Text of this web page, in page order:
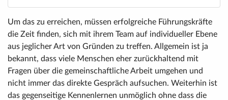
Um das zu erreichen, müssen erfolgreiche Führungskräfte
die Zeit finden, sich mit ihrem Team auf individueller Ebene
aus jeglicher Art von Gründen zu treffen. Allgemein ist ja
bekannt, dass viele Menschen eher zurückhaltend mit
Fragen über die gemeinschaftliche Arbeit umgehen und
nicht immer das direkte Gespräch aufsuchen. Weiterhin ist
das gegenseitige Kennenlernen unmöglich ohne dass die